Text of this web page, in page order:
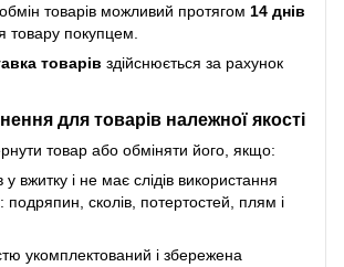
товарів можливий протягом 14 днів
товару покупцем.
товарів здійснюється за рахунок
для товарів належної якості
товар або обміняти його, якщо:
вжитку і не має слідів використання
сколів, потертостей, плям і
укомплектований і збережена